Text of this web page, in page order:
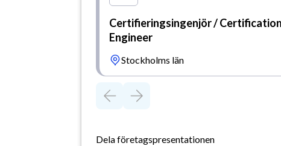
Certifieringsingenjör /
Engineer
Stockholms län
Dela företagspresentationen